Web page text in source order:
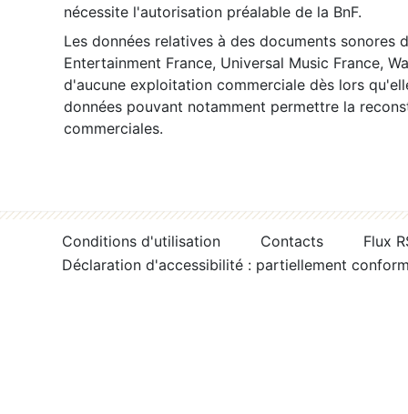
nécessite l'autorisation préalable de la BnF.
Les données relatives à des documents sonores
Entertainment France, Universal Music France,
d'aucune exploitation commerciale dès lors
données pouvant notamment permettre la
commerciales.
Conditions d'utilisation Contacts
Flux
Déclaration d'accessibilité : partiellement